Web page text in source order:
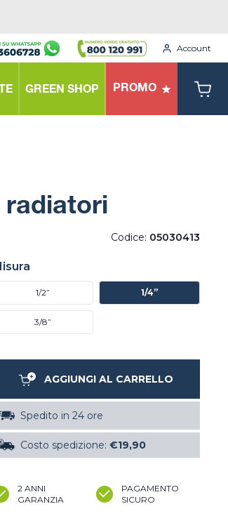
Account
GREEN SHOP PROMO
radiatori
Codice: 05030413
1/2” 1/4”
3/8”
AGGIUNGI AL CARRELLO
Spedito in 24 ore
Costo spedizione: €19,90
2 ANNI
GARANZIA
PAGAMENTO
SICURO